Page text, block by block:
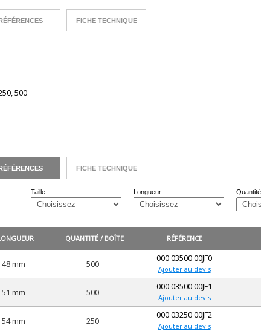
FICHE TECHNIQUE
500
FICHE TECHNIQUE
Taille Longueur
QUANTITÉ / BOÎTE RÉFÉRENCE
48 mm 500
000 03500 00JF0
Ajouter au devis
51 mm 500
000 03500 00JF1
Ajouter au devis
54 mm 250
000 03250 00JF2
Ajouter au devis